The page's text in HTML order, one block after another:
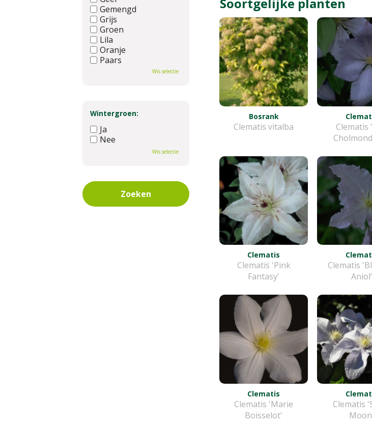
Bosrank
Clematis vitalba
Clematis
Clematis
Clematis 'Pink
Fantasy'
Clematis
Aniol'
Clematis
Clematis 'Marie
Boisselot'
Clematis
Gemengd
Grijs
Groen
Lila
Oranje
Paars
Wis selectie
Wintergroen:
Ja
Nee
Wis selectie